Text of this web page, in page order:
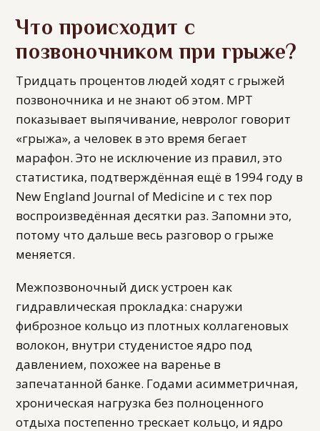
Что происходит с
позвоночником при грыже?
Тридцать процентов людей ходят с грыжей
позвоночника и не знают об этом. МРТ
показывает выпячивание, невролог говорит
«грыжа», а человек в это время бегает
марафон. Это не исключение из правил, это
статистика, подтверждённая ещё в 1994 году в
New England Journal of Medicine и с тех пор
воспроизведённая десятки раз. Запомни это,
потому что дальше весь разговор о грыже
меняется.
Межпозвоночный диск устроен как
гидравлическая прокладка: снаружи
фиброзное кольцо из плотных коллагеновых
волокон, внутри студенистое ядро под
давлением, похожее на варенье в
запечатанной банке. Годами асимметричная,
хроническая нагрузка без полноценного
отдыха постепенно трескает кольцо, и ядро